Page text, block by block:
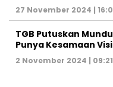
27 November 2024 |
TGB Putuskan
Punya Kesamaan
2 November 2024 |